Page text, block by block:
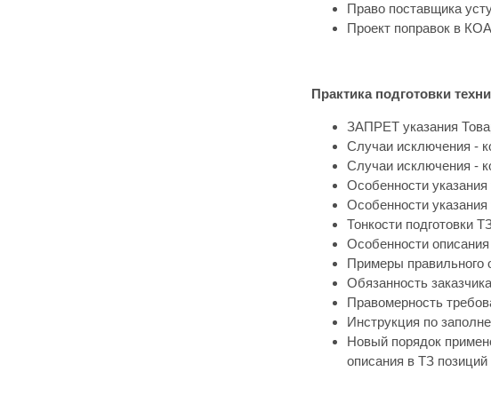
Право поставщика
Проект поправок в
Практика подготовки
ЗАПРЕТ указания
Случаи исключения -
Случаи исключения -
Особенности
Особенности
Тонкости подготовки
Особенности описания
Примеры правильного
Обязанность
Правомерность
Инструкция по
Новый порядок
описания в ТЗ